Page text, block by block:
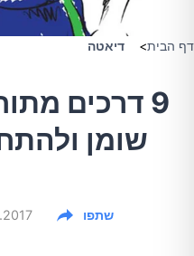
דף הבית> דיאטה
9 דרכים
שומן
שתפו